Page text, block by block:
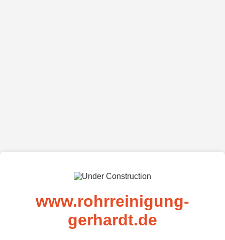
www.rohrreinigung-
gerhardt.de